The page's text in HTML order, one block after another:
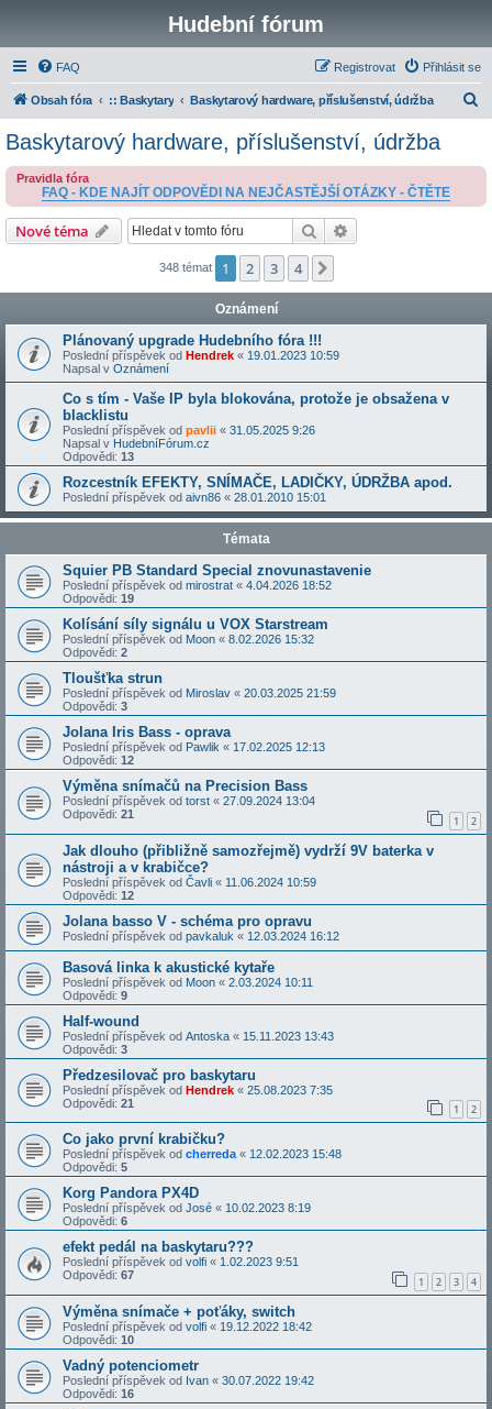
Hudební fórum
FAQ Přihlásit se
Registrovat
Obsah fóra :: Baskytary Baskytarový hardware, příslušenství, údržba
a
Baskytarový hardware, příslušenství, údržba
Pravidla fóra
FAQ - KDE NAJÍT ODPOVĚDI NA NEJČASTĚJŠÍ OTÁZKY - ČTĚTE
Nové téma Hledat
348 témat 1 2 3 4
Oznámení
Plánovaný upgrade Hudebního fóra !!!
Poslední příspěvek od Hendrek « 19.01.2023 10:59
Napsal v Oznámení
Co s tím - Vaše IP byla blokována, protože je obsažena v
blacklistu
Poslední příspěvek od pavlii « 31.05.2025 9:26
Napsal v HudebníFórum.cz
Odpovědi: 13
Rozcestník EFEKTY, SNÍMAČE, LADIČKY, ÚDRŽBA apod.
Poslední příspěvek od aivn86 « 28.01.2010 15:01
Témata
Squier PB Standard Special znovunastavenie
Poslední příspěvek od mirostrat « 4.04.2026 18:52
Odpovědi: 19
Kolísání síly signálu u VOX Starstream
Poslední příspěvek od Moon « 8.02.2026 15:32
Odpovědi: 2
Tloušťka strun
Poslední příspěvek od Miroslav « 20.03.2025 21:59
Odpovědi: 3
Jolana Iris Bass - oprava
Poslední příspěvek od Pawlik « 17.02.2025 12:13
Odpovědi: 12
Výměna snímačů na Precision Bass
Poslední příspěvek od torst « 27.09.2024 13:04
Odpovědi: 21 1 2
Jak dlouho (přibližně samozřejmě) vydrží 9V baterka v
nástroji a v krabičce?
Poslední příspěvek od Čavli « 11.06.2024 10:59
Odpovědi: 12
Jolana basso V - schéma pro opravu
Poslední příspěvek od pavkaluk « 12.03.2024 16:12
Basová linka k akustické kytaře
Poslední příspěvek od Moon « 2.03.2024 10:11
Odpovědi: 9
Half-wound
Poslední příspěvek od Antoska « 15.11.2023 13:43
Odpovědi: 3
Předzesilovač pro baskytaru
Poslední příspěvek od Hendrek « 25.08.2023 7:35
Odpovědi: 21 1 2
Co jako první krabičku?
Poslední příspěvek od cherreda « 12.02.2023 15:48
Odpovědi: 5
Korg Pandora PX4D
Poslední příspěvek od José « 10.02.2023 8:19
Odpovědi: 6
efekt pedál na baskytaru???
Poslední příspěvek od volfi « 1.02.2023 9:51
Odpovědi: 67 1 2 3 4
Výměna snímače + poťáky, switch
Poslední příspěvek od volfi « 19.12.2022 18:42
Odpovědi: 10
Vadný potenciometr
Poslední příspěvek od Ivan « 30.07.2022 19:42
Odpovědi: 16